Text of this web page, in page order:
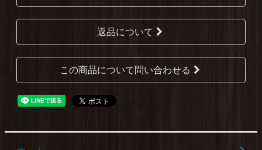
返品について
この商品について問い合わせる